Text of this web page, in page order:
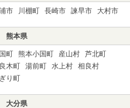
市 川棚町 長崎市 諫早市 大村市
熊本県
町 熊本小国町 産山村
芦北町
木町 湯前町 水上村
相良村
り町
大分県